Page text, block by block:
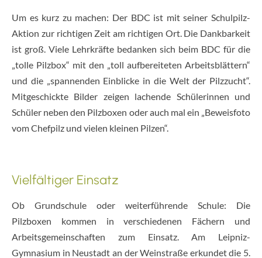
Um es kurz zu machen: Der BDC ist mit seiner Schulpilz-
Aktion zur richtigen Zeit am richtigen Ort. Die Dankbarkeit
ist groß. Viele Lehrkräfte bedanken sich beim BDC für die
„tolle Pilzbox“ mit den „toll aufbereiteten Arbeitsblättern“
und die „spannenden Einblicke in die Welt der Pilzzucht“.
Mitgeschickte Bilder zeigen lachende Schülerinnen und
Schüler neben den Pilzboxen oder auch mal ein „Beweisfoto
vom Chefpilz und vielen kleinen Pilzen“.
Vielfältiger Einsatz
Ob Grundschule oder weiterführende Schule: Die
Pilzboxen kommen in verschiedenen Fächern und
Arbeitsgemeinschaften zum Einsatz. Am Leipniz-
Gymnasium in Neustadt an der Weinstraße erkundet die 5.